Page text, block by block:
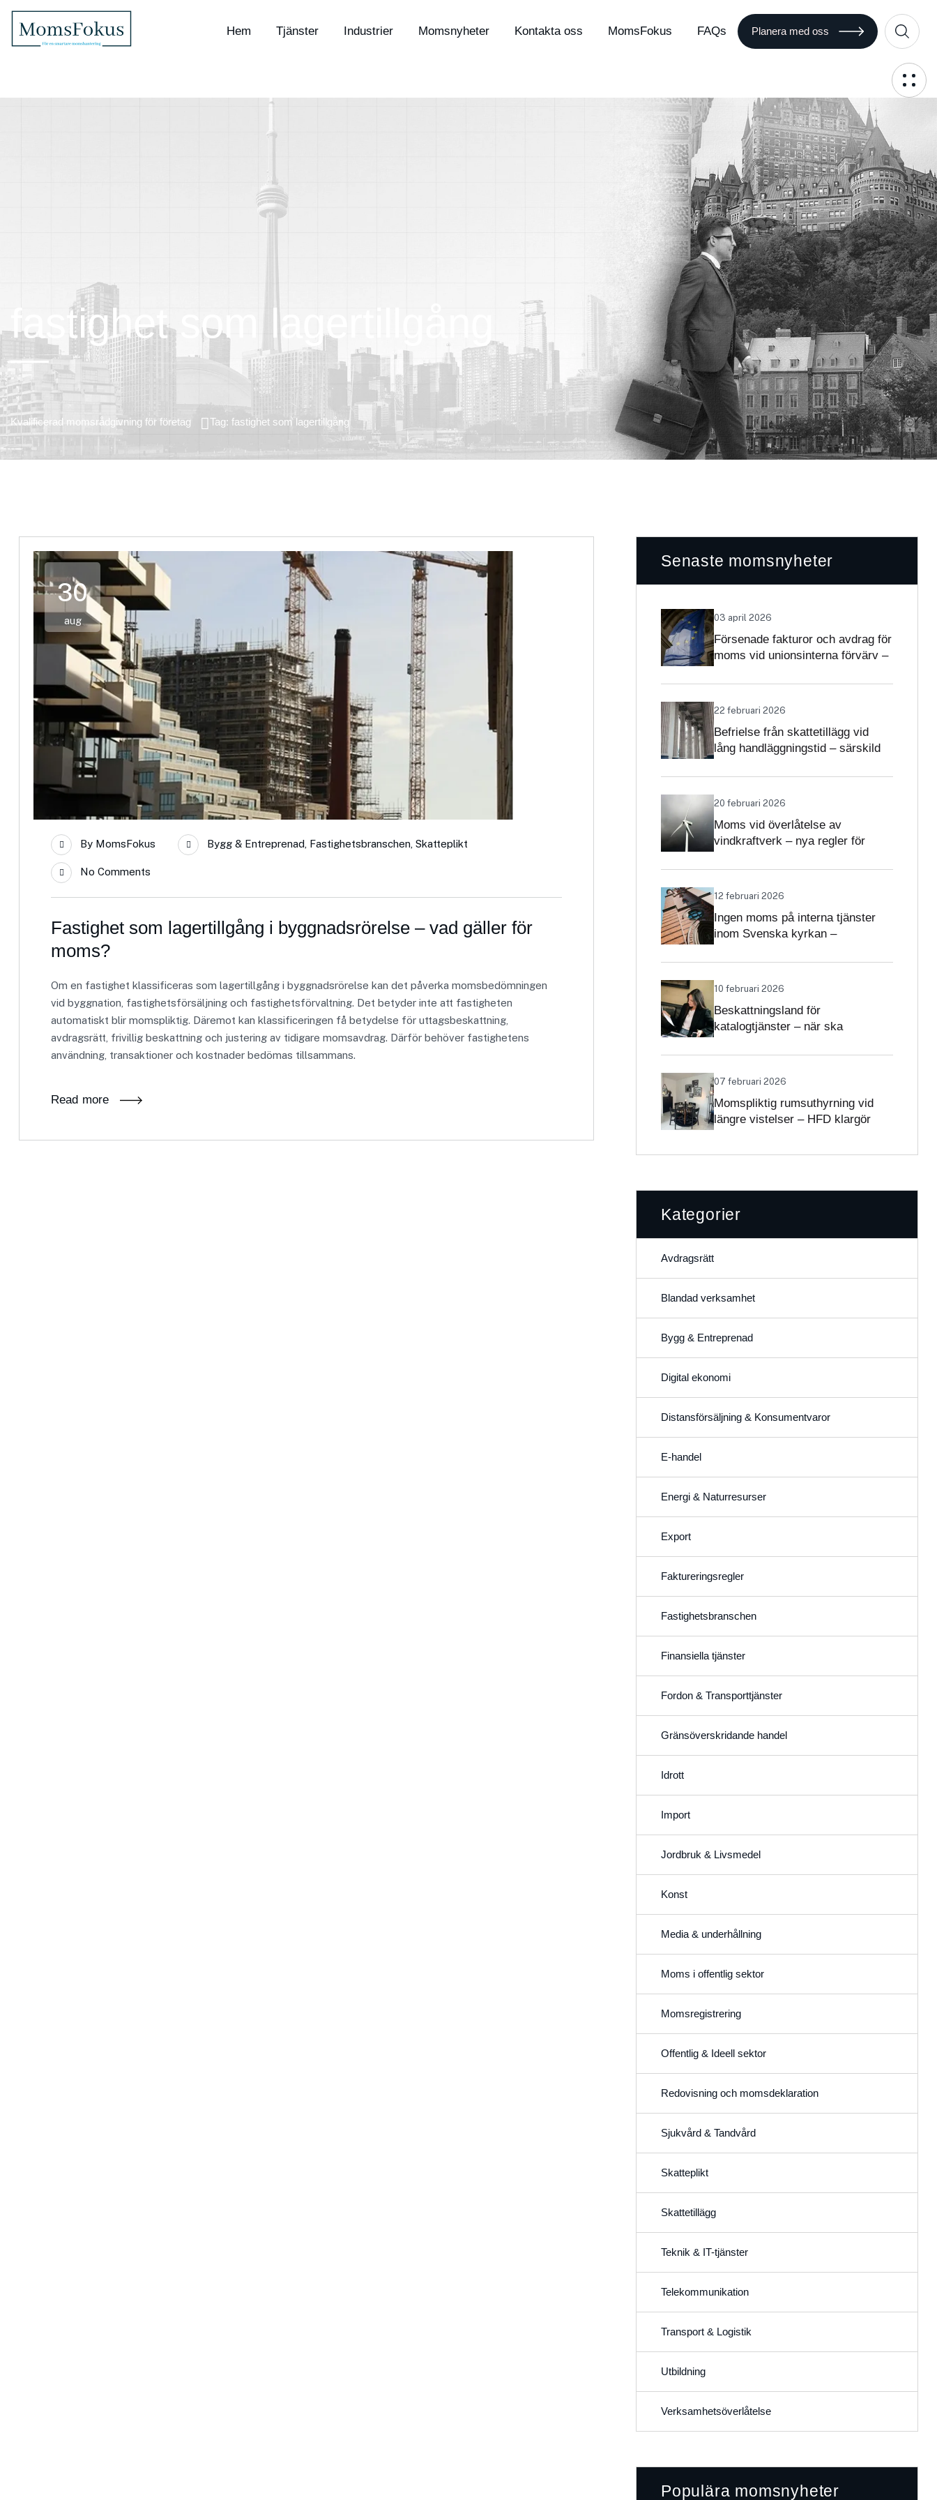
Hem Tjänster Industrier Momsnyheter Kontakta oss MomsFokus FAQs Planera med oss
fastighet som lagertillgång
Kvalificerad momsrådgivning för företag Tag: fastighet som lagertillgång
30
aug
By MomsFokus Bygg & Entreprenad, Fastighetsbranschen, Skatteplikt
No Comments
Fastighet som lagertillgång i byggnadsrörelse – vad gäller för
moms?
Om en fastighet klassificeras som lagertillgång i byggnadsrörelse kan det påverka momsbedömningen
vid byggnation, fastighetsförsäljning och fastighetsförvaltning. Det betyder inte att fastigheten
automatiskt blir momspliktig. Däremot kan klassificeringen få betydelse för uttagsbeskattning,
avdragsrätt, frivillig beskattning och justering av tidigare momsavdrag. Därför behöver fastighetens
användning, transaktioner och kostnader bedömas tillsammans.
Read more
Senaste momsnyheter
03 april 2026
Försenade fakturor och avdrag för
moms vid unionsinterna förvärv –
22 februari 2026
Befrielse från skattetillägg vid
lång handläggningstid – särskild
20 februari 2026
Moms vid överlåtelse av
vindkraftverk – nya regler för
12 februari 2026
Ingen moms på interna tjänster
inom Svenska kyrkan –
självständighetsbedömningen
10 februari 2026
Beskattningsland för
katalogtjänster – när ska
moms?
07 februari 2026
Momspliktig rumsuthyrning vid
längre vistelser – HFD klargör
Kategorier
Avdragsrätt
Blandad verksamhet
Bygg & Entreprenad
Digital ekonomi
Distansförsäljning & Konsumentvaror
E-handel
Energi & Naturresurser
Export
Faktureringsregler
Fastighetsbranschen
Finansiella tjänster
Fordon & Transporttjänster
Gränsöverskridande handel
Idrott
Import
Jordbruk & Livsmedel
Konst
Media & underhållning
Moms i offentlig sektor
Momsregistrering
Offentlig & Ideell sektor
Redovisning och momsdeklaration
Sjukvård & Tandvård
Skatteplikt
Skattetillägg
Teknik & IT-tjänster
Telekommunikation
Transport & Logistik
Utbildning
Verksamhetsöverlåtelse
Populära momsnyheter